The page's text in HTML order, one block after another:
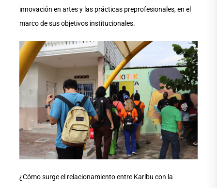
innovación en artes y las prácticas preprofesionales, en el
marco de sus objetivos institucionales.
¿Cómo surge el relacionamiento entre Karibu con la